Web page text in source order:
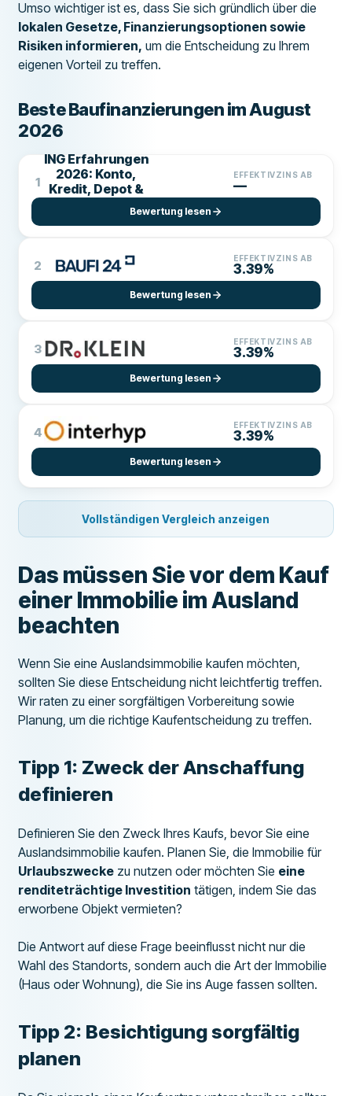
Umso wichtiger ist es, dass Sie sich gründlich über die
lokalen Gesetze, Finanzierungsoptionen sowie
Risiken informieren, um die Entscheidung zu Ihrem
eigenen Vorteil zu treffen.
Beste Baufinanzierungen im August
2026
1
ING Erfahrungen
2026: Konto,
Kredit, Depot &
Baufinanzierung
EFFEKTIVZINS AB
—
Bewertung lesen
2 EFFEKTIVZINS AB
3.39%
Bewertung lesen
3 EFFEKTIVZINS AB
3.39%
Bewertung lesen
4 EFFEKTIVZINS AB
3.39%
Bewertung lesen
Vollständigen Vergleich anzeigen
Das müssen Sie vor dem Kauf
einer Immobilie im Ausland
beachten
Wenn Sie eine Auslandsimmobilie kaufen möchten,
sollten Sie diese Entscheidung nicht leichtfertig treffen.
Wir raten zu einer sorgfältigen Vorbereitung sowie
Planung, um die richtige Kaufentscheidung zu treffen.
Tipp 1: Zweck der Anschaffung
definieren
Definieren Sie den Zweck Ihres Kaufs, bevor Sie eine
Auslandsimmobilie kaufen. Planen Sie, die Immobilie für
Urlaubszwecke zu nutzen oder möchten Sie eine
renditeträchtige Investition tätigen, indem Sie das
erworbene Objekt vermieten?
Die Antwort auf diese Frage beeinflusst nicht nur die
Wahl des Standorts, sondern auch die Art der Immobilie
(Haus oder Wohnung), die Sie ins Auge fassen sollten.
Tipp 2: Besichtigung sorgfältig
planen